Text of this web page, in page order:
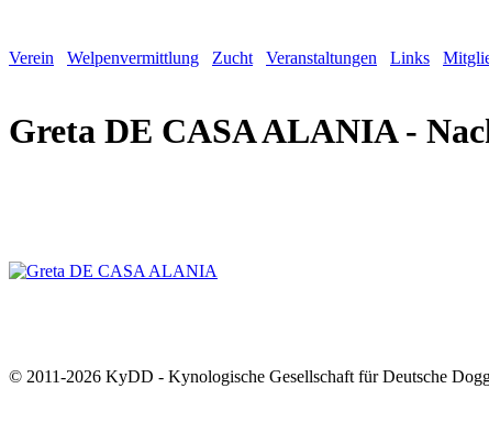
Verein Welpenvermittlung Zucht Veranstaltungen Links
Greta DE CASA ALANIA -
© 2011-2026 KyDD - Kynologische Gesellschaft für Deutsche